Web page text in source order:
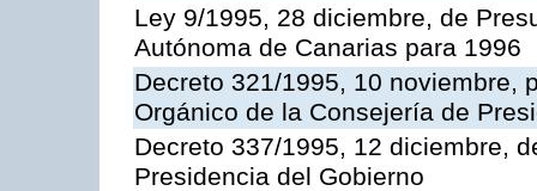
Ley 9/1995, 28 diciembre, de
Autónoma de Canarias para 1996
Decreto 321/1995, 10 noviembre,
Orgánico de la Consejería de
Decreto 337/1995, 12 diciembre,
Presidencia del Gobierno